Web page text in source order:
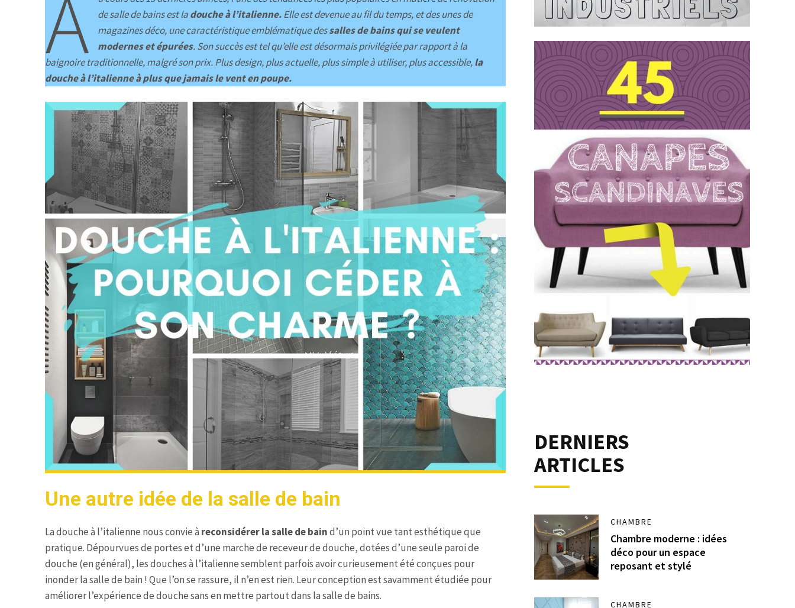
A
de salle de bains est ladouche à l’italienne.Elle est devenue au fil du temps, et des unes de
magazines déco, une caractéristique emblématique dessalles de bains qui se veulent
modernes et épurées. Son succès est tel qu’elle est désormais privilégiée par rapport à la
baignoire traditionnelle, malgré son prix. Plus design, plus actuelle, plus simple à utiliser, plus accessible,la
douche à l’italienne à plus que jamais le vent en poupe.
Une autre idée de la salle de bain
La douche à l’italienne nous convie à reconsidérer la salle de baind’un point vue tant esthétique que
pratique. Dépourvues de portes et d’une marche de receveur de douche, dotées d’une seule paroi de
douche (en général), les douches à l’italienne semblent parfois avoir curieusement été conçues pour
inonder la salle de bain ! Que l’on se rassure, il n’en est rien. Leur conception est savamment étudiée pour
améliorer l’expérience de douche sans en mettre partout dans la salle de bains.
DERNIERS
ARTICLES
CHAMBRE
Chambre moderne : idées
déco pour un espace
reposant et stylé
CHAMBRE